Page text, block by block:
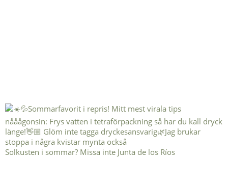
Solkusten i sommar? Missa inte Junta de los Ríos